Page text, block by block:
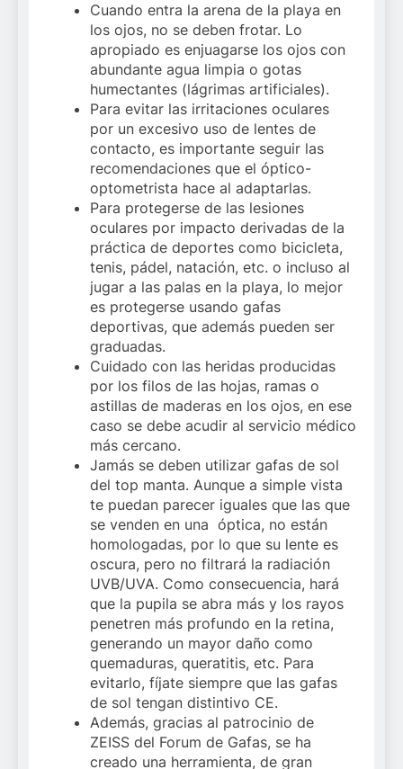
Cuando entra la arena de la playa en
los ojos, no se deben frotar. Lo
apropiado es enjuagarse los ojos con
abundante agua limpia o gotas
humectantes (lágrimas artificiales).
Para evitar las irritaciones oculares
por un excesivo uso de lentes de
contacto, es importante seguir las
recomendaciones que el óptico-
optometrista hace al adaptarlas.
Para protegerse de las lesiones
oculares por impacto derivadas de la
práctica de deportes como bicicleta,
tenis, pádel, natación, etc. o incluso al
jugar a las palas en la playa, lo mejor
es protegerse usando gafas
deportivas, que además pueden ser
graduadas.
Cuidado con las heridas producidas
por los filos de las hojas, ramas o
astillas de maderas en los ojos, en ese
caso se debe acudir al servicio médico
más cercano.
Jamás se deben utilizar gafas de sol
del top manta. Aunque a simple vista
te puedan parecer iguales que las que
se venden en una óptica, no están
homologadas, por lo que su lente es
oscura, pero no filtrará la radiación
UVB/UVA. Como consecuencia, hará
que la pupila se abra más y los rayos
penetren más profundo en la retina,
generando un mayor daño como
quemaduras, queratitis, etc. Para
evitarlo, fíjate siempre que las gafas
de sol tengan distintivo CE.
Además, gracias al patrocinio de
ZEISS del Forum de Gafas, se ha
creado una herramienta, de gran